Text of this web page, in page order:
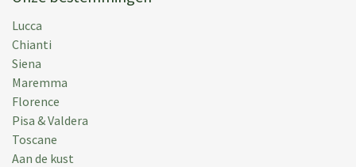
Lucca
Chianti
Siena
Maremma
Florence
Pisa & Valdera
Toscane
Aan de kust